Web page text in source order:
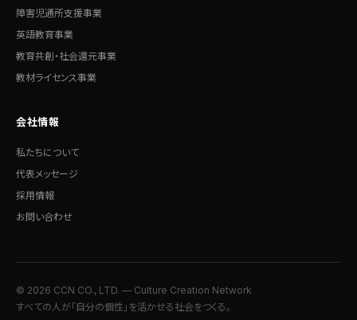
障害児通所支援事業
英語教育事業
教育共創・社会還元事業
教材ライセンス事業
会社情報
私たちについて
代表メッセージ
採用情報
お問い合わせ
© 2026 CCN CO., LTD. — Culture Creation Network
すべての人が「自分の個性」を活かせる社会をつくる。